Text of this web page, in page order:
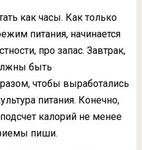
как часы. Как только
питания, начинается
про запас. Завтрак,
быть
чтобы выработались
питания. Конечно,
калорий не менее
пиши.